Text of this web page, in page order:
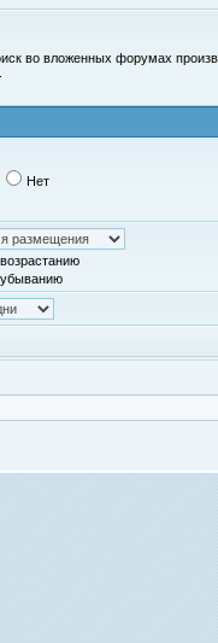
во вложенных форумах
Нет